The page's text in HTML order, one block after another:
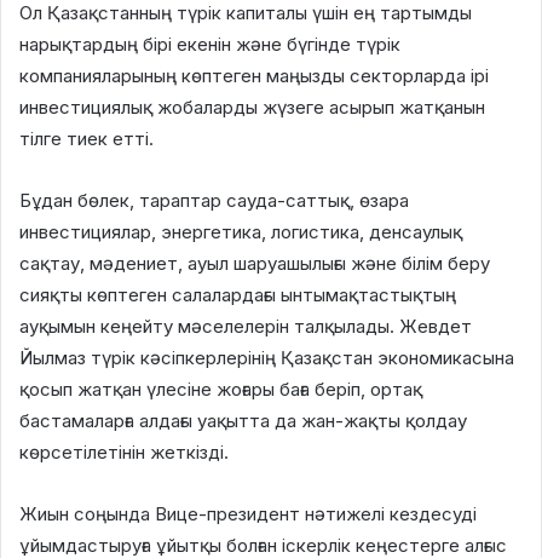
Ол Қазақстанның түрік капиталы үшін ең тартымды
нарықтардың бірі екенін және бүгінде түрік
компанияларының көптеген маңызды секторларда ірі
инвестициялық жобаларды жүзеге асырып жатқанын
тілге тиек етті.
Бұдан бөлек, тараптар сауда-саттық, өзара
инвестициялар, энергетика, логистика, денсаулық
сақтау, мәдениет, ауыл шаруашылығы және білім беру
сияқты көптеген салалардағы ынтымақтастықтың
ауқымын кеңейту мәселелерін талқылады. Жевдет
Йылмаз түрік кәсіпкерлерінің Қазақстан экономикасына
қосып жатқан үлесіне жоғары баға беріп, ортақ
бастамаларға алдағы уақытта да жан-жақты қолдау
көрсетілетінін жеткізді.
Жиын соңында Вице-президент нәтижелі кездесуді
ұйымдастыруға ұйытқы болған іскерлік кеңестерге алғыс